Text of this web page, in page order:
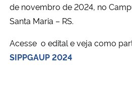
Ministério do Turismo
Ministério do Desenvolvimento Regional
de novembro de 2024, no
Santa Maria – RS.
Acesse o edital e veja como
SIPPGAUP 2024